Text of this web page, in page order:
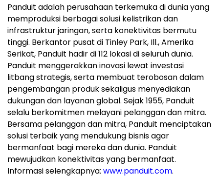
Panduit adalah perusahaan terkemuka di dunia yang
memproduksi berbagai solusi kelistrikan dan
infrastruktur jaringan, serta konektivitas bermutu
tinggi. Berkantor pusat di Tinley Park, Ill., Amerika
Serikat, Panduit hadir di 112 lokasi di seluruh dunia.
Panduit menggerakkan inovasi lewat investasi
litbang strategis, serta membuat terobosan dalam
pengembangan produk sekaligus menyediakan
dukungan dan layanan global. Sejak 1955, Panduit
selalu berkomitmen melayani pelanggan dan mitra.
Bersama pelanggan dan mitra, Panduit menciptakan
solusi terbaik yang mendukung bisnis agar
bermanfaat bagi mereka dan dunia. Panduit
mewujudkan konektivitas yang bermanfaat.
Informasi selengkapnya: www.panduit.com.